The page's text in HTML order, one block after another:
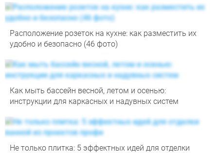
Расположение розеток на кухне: как разместить их
удобно и безопасно (46 фото)
Как мыть бассейн весной, летом и осенью:
инструкции для каркасных и надувных систем
Не только плитка: 5 эффектных идей для отделки